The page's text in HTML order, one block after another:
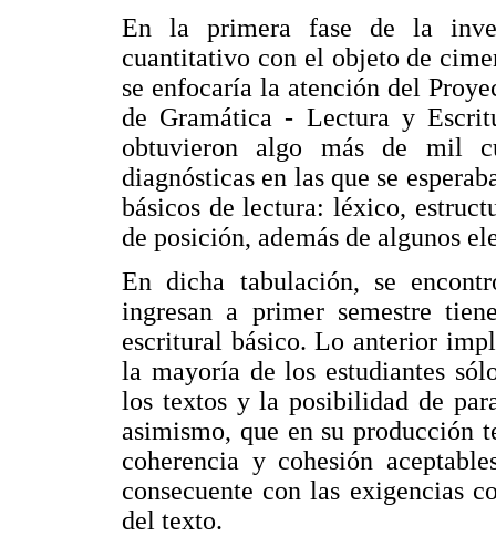
En la primera fase de la
cuantitativo con el objeto de
se enfocaría la atención del
de Gramática - Lectura y
obtuvieron algo más de mil
diagnósticas en las que se
básicos de lectura: léxico,
de posición, además de algunos
En dicha tabulación, se
ingresan a primer semestre
escritural básico. Lo anterior
la mayoría de los estudiantes
los textos y la posibilidad de
asimismo, que en su producción
coherencia y cohesión
consecuente con las exigencias
del texto.